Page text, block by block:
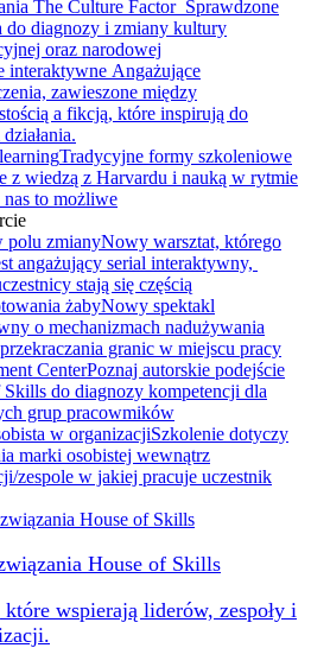
The Culture Factor Sprawdzone
do diagnozy i zmiany kultury
oraz narodowej
interaktywne Angażujące
zawieszone między
a fikcją, które inspirują do
Tradycyjne formy szkoleniowe
z wiedzą z Harvardu i nauką w rytmie
to możliwe
zmianyNowy warsztat, którego
angażujący serial interaktywny,
stają się częścią
żabyNowy spektakl
o mechanizmach nadużywania
granic w miejscu pracy
CenterPoznaj autorskie podejście
do diagnozy kompetencji dla
grup pracowmików
w organizacjiSzkolenie dotyczy
marki osobistej wewnątrz
zespole w jakiej pracuje uczestnik
House of Skills
wspierają liderów, zespoły i